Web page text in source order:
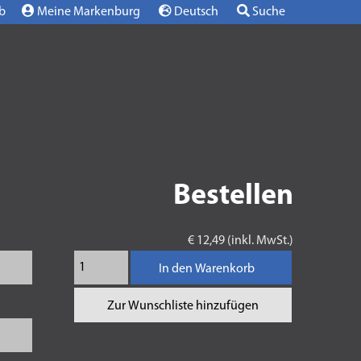
Meine Markenburg Deutsch Suche
Bestellen
€ 12,49 (inkl. MwSt.)
In den Warenkorb
Zur Wunschliste hinzufügen